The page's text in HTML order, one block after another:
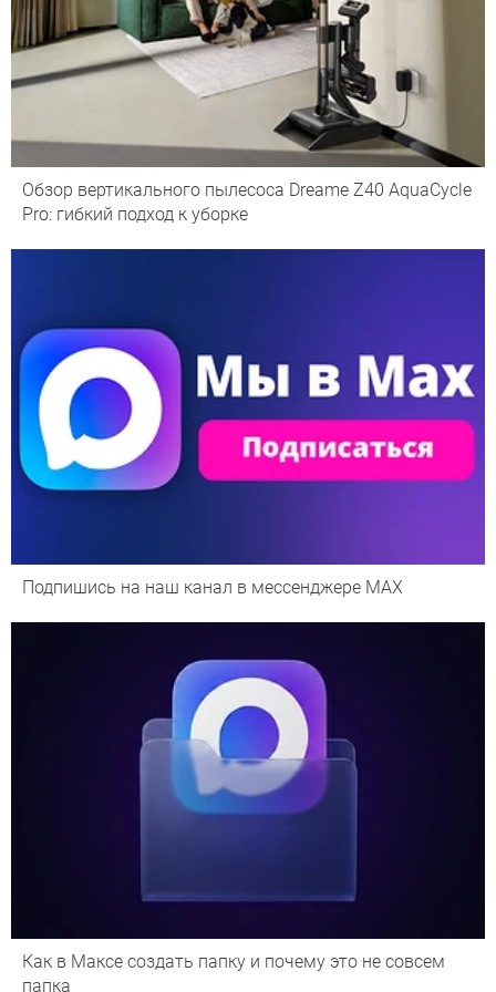
Обзор вертикального пылесоса Dreame Z40 AquaCycle
Pro: гибкий подход к уборке
Подпишись на наш канал в мессенджере МАХ
Как в Максе создать папку и почему это не совсем
папка